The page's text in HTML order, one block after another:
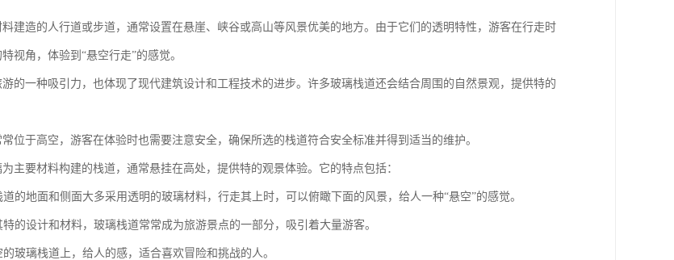
建造的人行道或步道，通常设置在悬崖、峡谷或高山等风景优美的地方。由于它们的透明特性，游客在行走时
视角，体验到“悬空行走”的感觉。
的一种吸引力，也体现了现代建筑设计和工程技术的进步。许多玻璃栈道还会结合周围的自然景观，提供特的
位于高空，游客在体验时也需要注意安全，确保所选的栈道符合安全标准并得到适当的维护。
主要材料构建的栈道，通常悬挂在高处，提供特的观景体验。它的特点包括：
的地面和侧面大多采用透明的玻璃材料，行走其上时，可以俯瞰下面的风景，给人一种“悬空”的感觉。
的设计和材料，玻璃栈道常常成为旅游景点的一部分，吸引着大量游客。
玻璃栈道上，给人的感，适合喜欢冒险和挑战的人。